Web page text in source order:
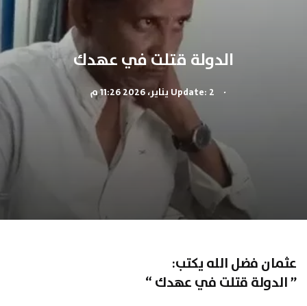
الدولة قتلت في عهدك
.
عثمان فضل الله يكتب:
” الدولة قتلت في عهدك “